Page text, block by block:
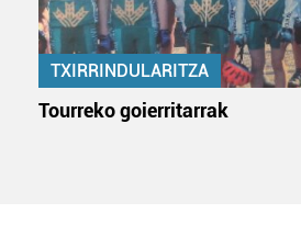
Webgune honek cookie propioak
fitxategiak erabiltzen ditu. Zure
zerbitzuak hobetzeko asmoz,
baliatzen gara. Ohar hau onartuz
TXIRRINDULARITZA
Tourreko goierritarrak